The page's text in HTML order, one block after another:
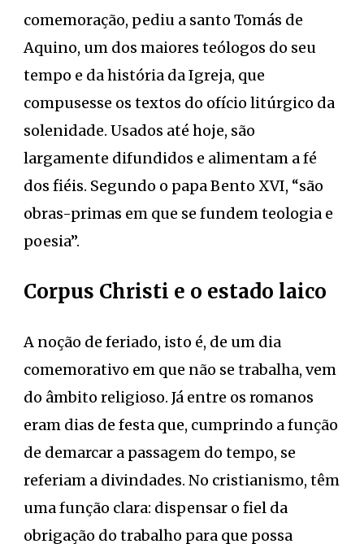
comemoração, pediu a santo Tomás de
Aquino, um dos maiores teólogos do seu
tempo e da história da Igreja, que
compusesse os textos do ofício litúrgico da
solenidade. Usados até hoje, são
largamente difundidos e alimentam a fé
dos fiéis. Segundo o papa Bento XVI, “são
obras-primas em que se fundem teologia e
poesia”.
Corpus Christi e o estado laico
A noção de feriado, isto é, de um dia
comemorativo em que não se trabalha, vem
do âmbito religioso. Já entre os romanos
eram dias de festa que, cumprindo a função
de demarcar a passagem do tempo, se
referiam a divindades. No cristianismo, têm
uma função clara: dispensar o fiel da
obrigação do trabalho para que possa